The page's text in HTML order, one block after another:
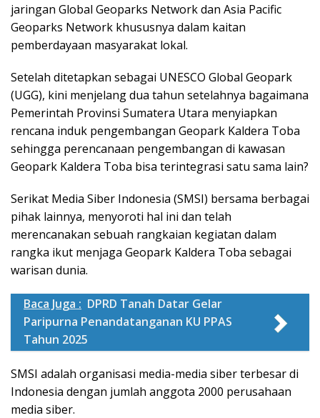
jaringan Global Geoparks Network dan Asia Pacific
Geoparks Network khususnya dalam kaitan
pemberdayaan masyarakat lokal.
Setelah ditetapkan sebagai UNESCO Global Geopark
(UGG), kini menjelang dua tahun setelahnya bagaimana
Pemerintah Provinsi Sumatera Utara menyiapkan
rencana induk pengembangan Geopark Kaldera Toba
sehingga perencanaan pengembangan di kawasan
Geopark Kaldera Toba bisa terintegrasi satu sama lain?
Serikat Media Siber Indonesia (SMSI) bersama berbagai
pihak lainnya, menyoroti hal ini dan telah
merencanakan sebuah rangkaian kegiatan dalam
rangka ikut menjaga Geopark Kaldera Toba sebagai
warisan dunia.
Baca Juga : DPRD Tanah Datar Gelar
Paripurna Penandatanganan KU PPAS
Tahun 2025
SMSI adalah organisasi media-media siber terbesar di
Indonesia dengan jumlah anggota 2000 perusahaan
media siber.